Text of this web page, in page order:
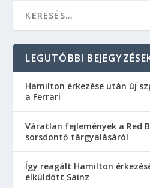
LEGUTÓBBI
Hamilton érkezése után új
a Ferrari
Váratlan fejlemények a Red
sorsdöntő tárgyalásáról
Így reagált Hamilton
elküldött Sainz